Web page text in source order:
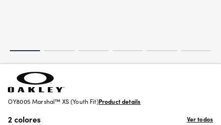
OY8005 Marshal™ XS (Youth Fit)Product details
2 colores
Ver todos